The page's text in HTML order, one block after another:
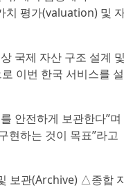
치 평가(valuation) 및
국제 자산 구조 설계 및
이번 한국 서비스를 설
안전하게 보관한다”며
현하는 것이 목표”라고
보관(Archive) △종합